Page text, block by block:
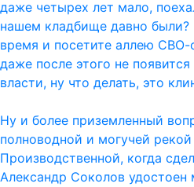
даже четырех лет мало,
нашем кладбище давно были?
время и посетите аллею
даже после этого не
власти, ну что делать, это
Ну и более приземленный
полноводной и могучей
Производственной, когда
Александр Соколов